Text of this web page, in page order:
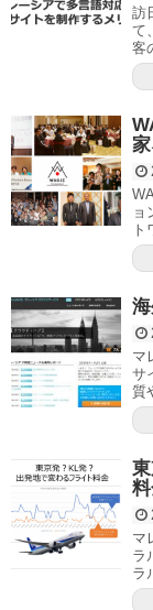
訪
て
客
ョ
マ
サ
質
マ
ラ
ラ